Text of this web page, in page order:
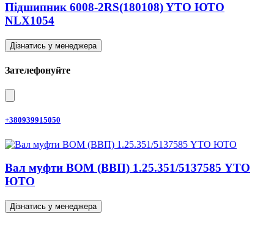
Підшипник 6008-2RS(180108) YTO ЮТО
NLX1054
Дізнатись у менеджера
Зателефонуйте
+380939915050
Вал муфти ВОМ (ВВП) 1.25.351/5137585 YTO
ЮТО
Дізнатись у менеджера